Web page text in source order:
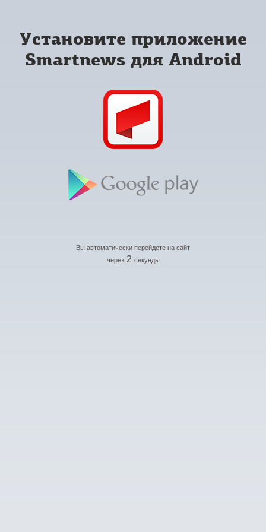
Установите приложение
Smartnews для Android
Вы автоматически перейдете на сайт
через 2 секунды